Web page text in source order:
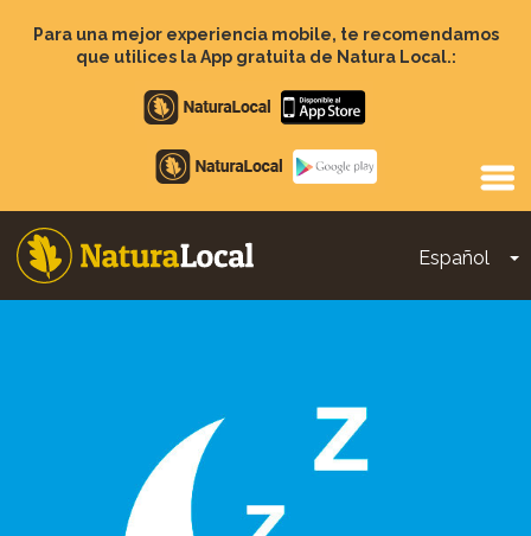
contenido
Para una mejor experiencia mobile, te recomendamos
que utilices la App gratuita de Natura Local.:
Apple
store
Google
Play
Español
Main